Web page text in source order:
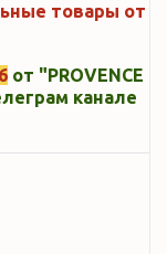
товары от
от "PROVENCE
канале